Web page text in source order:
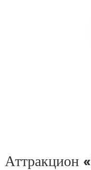
Аттракцион